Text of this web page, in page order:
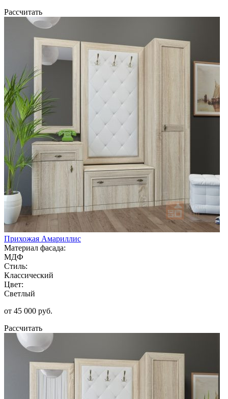
Рассчитать
Прихожая Амариллис
Материал фасада:
МДФ
Стиль:
Классический
Цвет:
Светлый
от 45 000 руб.
Рассчитать